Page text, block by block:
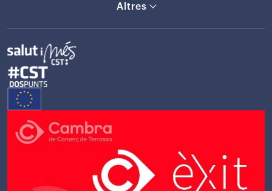
Altres